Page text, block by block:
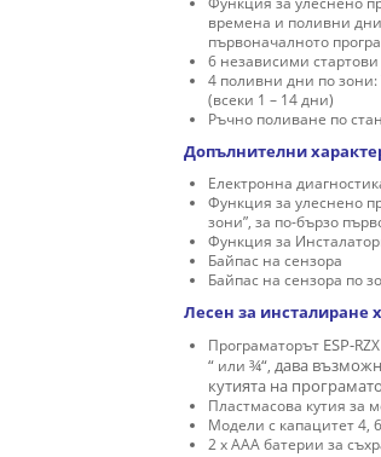
времена и поливни
първоначалното
6 независими
4 поливни дни по
(всеки 1 – 14 дни)
Ръчно поливане по
Допълнителни
Електронна
Функция за улеснено
зони”, за по-бързо
Функция за
Байпас на сензора
Байпас на сензора по
Лесен за инсталиране
Програматорът ESP-RZX
“ или¾“,дава
кутията на
Пластмасова кутия за
Модели с капацитет 4,
2 x AAA батерии за